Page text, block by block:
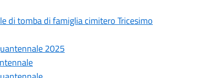
di tomba di famiglia cimitero Tricesimo
2025